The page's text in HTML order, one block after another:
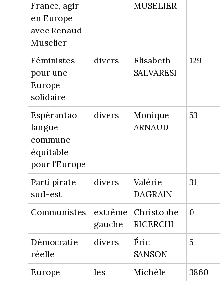
France, agir
en Europe
avec Renaud
Muselier
MUSELIER
Féministes
pour une
Europe
solidaire
divers
Elisabeth
SALVARESI
129
Espérantao
langue
commune
équitable
pour l'Europe
divers
Monique
ARNAUD
53
Parti pirate
sud-est
divers
Valérie
DAGRAIN
31
Communistes
extrême
gauche
Christophe
RICERCHI
0
Démocratie
réelle
divers
Éric
SANSON
5
Europe
les
Michèle
3860